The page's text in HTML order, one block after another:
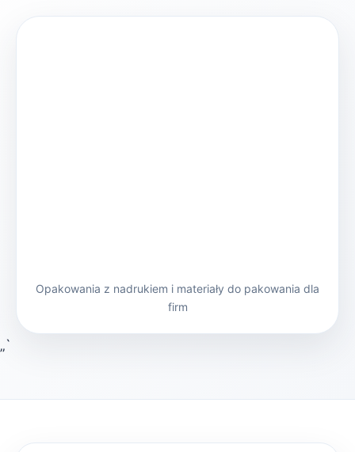
Opakowania z nadrukiem i materiały do pakowania dla
firm
„`